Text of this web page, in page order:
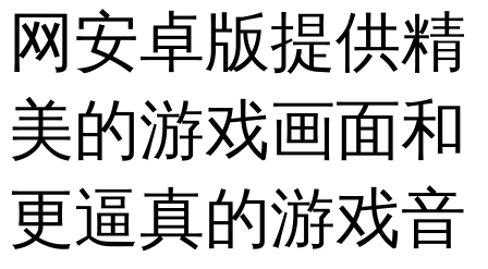
网安卓版提供精
美的游戏画面和
更逼真的游戏音